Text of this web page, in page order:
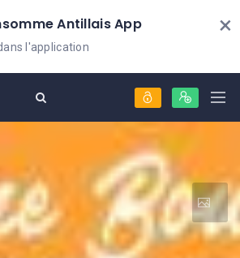
Antillais App
l'application
×